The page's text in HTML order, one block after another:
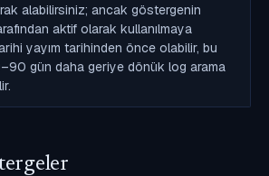
alabilirsiniz; ancak göstergenin
aktif olarak kullanılmaya
yayım tarihinden önce olabilir, bu
gün daha geriye dönük log arama